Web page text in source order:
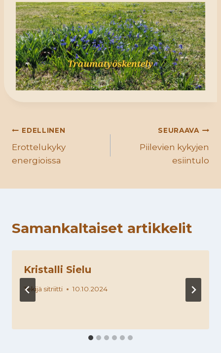
Artikkelien
selaus
EDELLINEN
Erottelukyky
energioissa
SEURAAVA
Piilevien kykyjen
esiintulo
Samankaltaiset artikkelit
Kristalli Sielu
Tekijä sitriitti 10.10.2024